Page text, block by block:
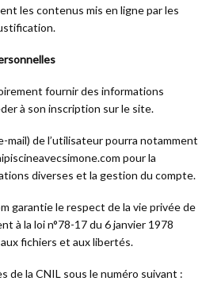
les contenus mis en ligne par les
fournir des informations
à son inscription sur le site.
mail) de l’utilisateur pourra notamment
pour la
diverses et la gestion du compte.
garantie le respect de la vie privée de
à la loi n°78-17 du 6 janvier 1978
fichiers et aux libertés.
de la CNIL sous le numéro suivant :